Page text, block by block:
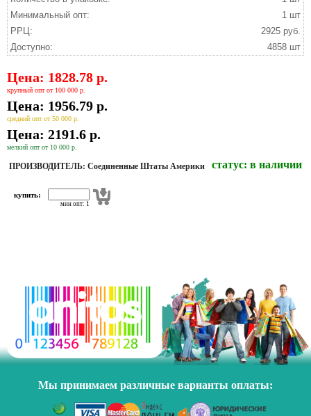
Минимальный опт:
1 шт
РРЦ:
2925 руб.
Доступно:
4858 шт
Цена: 1828.78 р.
крупный опт от 100 000 р.
Цена: 1956.79 р.
средний опт от 50 000 р.
Цена: 2191.6 р.
мелкий опт от 10 000 р.
ПРОИЗВОДИТЕЛЬ: Соединенные Штаты Америки статус: в наличии
купить:
мин опт: 1
Мы принимаем различные варианты оплаты: